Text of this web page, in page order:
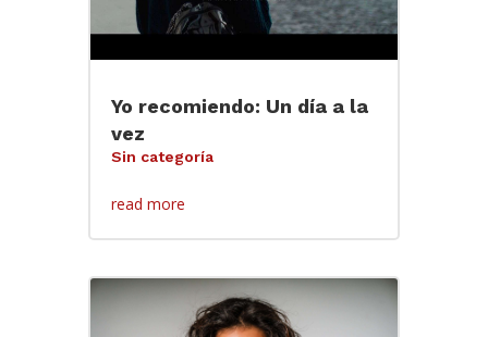
Yo recomiendo: Un día a la
vez
Sin categoría
read more